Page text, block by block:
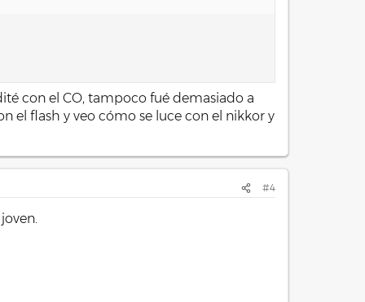
con el CO, tampoco fué demasiado a
el flash y veo cómo se luce con el nikkor y
#4